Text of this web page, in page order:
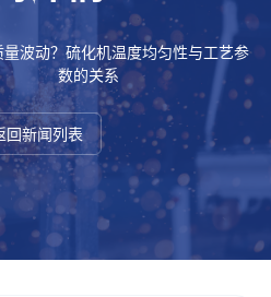
量波动？硫化机温度均匀性与工艺参
数的关系
回新闻列表